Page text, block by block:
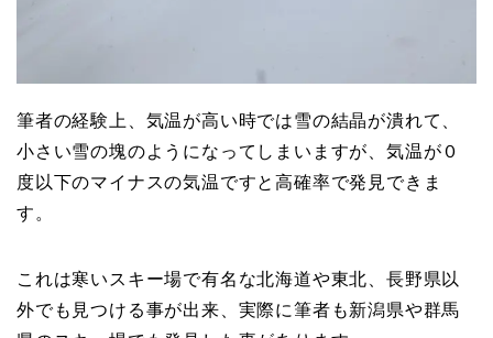
筆者の経験上、気温が高い時では雪の結晶が潰れて、
小さい雪の塊のようになってしまいますが、気温が０
度以下のマイナスの気温ですと高確率で発見できま
す。
これは寒いスキー場で有名な北海道や東北、長野県以
外でも見つける事が出来、実際に筆者も新潟県や群馬